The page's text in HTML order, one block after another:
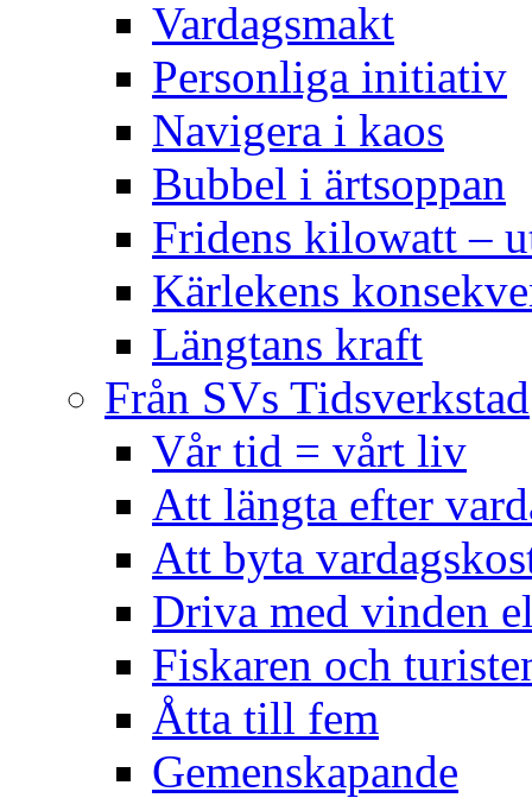
Vardagsmakt
Personliga initiativ
Navigera i kaos
Bubbel i ärtsoppan
Fridens kilowatt –
Kärlekens
Längtans kraft
Från SVs Tidsverkstad
Vår tid = vårt liv
Att längta efter
Att byta
Driva med vinden
Fiskaren och
Åtta till fem
Gemenskapande